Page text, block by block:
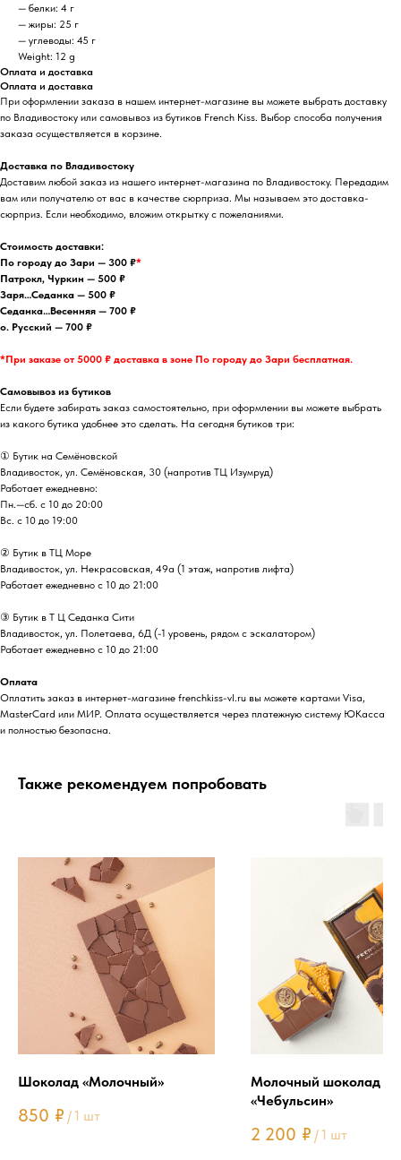
— белки: 4 г
— жиры: 25 г
— углеводы: 45 г
Weight: 12 g
Оплата и доставка
Оплата и доставка
При оформлении заказа в нашем интернет-магазине вы можете выбрать доставку
по Владивостоку или самовывоз из бутиков French Kiss. Выбор способа получения
заказа осуществляется в корзине.
Доставка по Владивостоку
Доставим любой заказ из нашего интернет-магазина по Владивостоку. Передадим
вам или получателю от вас в качестве сюрприза. Мы называем это доставка-
сюрприз. Если необходимо, вложим открытку с пожеланиями.
Стоимость доставки:
По городу до Зари — 300 ₽*
Патрокл, Чуркин — 500 ₽
Заря…Седанка — 500 ₽
Седанка…Весенняя — 700 ₽
о. Русский — 700 ₽
*При заказе от 5000 ₽ доставка в зоне По городу до Зари бесплатная.
Самовывоз из бутиков
Если будете забирать заказ самостоятельно, при оформлении вы можете выбрать
из какого бутика удобнее это сделать. На сегодня бутиков три:
① Бутик на Семёновской
Владивосток, ул. Семёновская, 30 (напротив ТЦ Изумруд)
Работает ежедневно:
Пн.—сб. с 10 до 20:00
Вс. с 10 до 19:00
② Бутик в ТЦ Море
Владивосток, ул. ​Некрасовская, 49а (1 этаж, напротив лифта)
Работает ежедневно с 10 до 21:00
③ Бутик в Т Ц Седанка Сити
Владивосток, ул. Полетаева, 6Д (-1 уровень, рядом с эскалатором)
Работает ежедневно с 10 до 21:00
Оплата
Оплатить заказ в интернет-магазине frenchkiss-vl.ru вы можете картами Visa,
MasterCard или МИР. Оплата осуществляется через платежную систему ЮКасса
и полностью безопасна.
Также рекомендуем попробовать
Шоколад «Молочный»
850 ₽ /1 шт
Молочный шоколад
«Чебульсин»
2 200 ₽ /1 шт